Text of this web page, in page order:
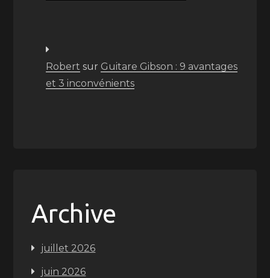
Robert sur Guitare Gibson : 9 avantages
et 3 inconvénients
Archive
juillet 2026
juin 2026